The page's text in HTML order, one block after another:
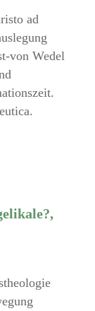
ad
von Wedel